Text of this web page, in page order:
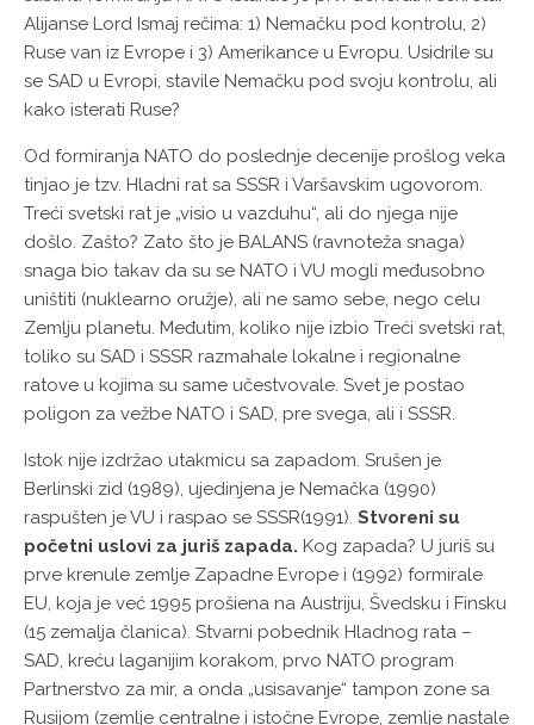
Alijanse Lord Ismaj rečima: 1) Nemačku pod kontrolu, 2)
Ruse van iz Evrope i 3) Amerikance u Evropu. Usidrile su
se SAD u Evropi, stavile Nemačku pod svoju kontrolu, ali
kako isterati Ruse?
Od formiranja NATO do poslednje decenije prošlog veka
tinjao je tzv. Hladni rat sa SSSR i Varšavskim ugovorom.
Treći svetski rat je „visio u vazduhu“, ali do njega nije
došlo. Zašto? Zato što je BALANS (ravnoteža snaga)
snaga bio takav da su se NATO i VU mogli međusobno
uništiti (nuklearno oružje), ali ne samo sebe, nego celu
Zemlju planetu. Međutim, koliko nije izbio Treći svetski rat,
toliko su SAD i SSSR razmahale lokalne i regionalne
ratove u kojima su same učestvovale. Svet je postao
poligon za vežbe NATO i SAD, pre svega, ali i SSSR.
Istok nije izdržao utakmicu sa zapadom. Srušen je
Berlinski zid (1989), ujedinjena je Nemačka (1990)
raspušten je VU i raspao se SSSR(1991). Stvoreni su
početni uslovi za juriš zapada. Kog zapada? U juriš su
prve krenule zemlje Zapadne Evrope i (1992) formirale
EU, koja je već 1995 prošiena na Austriju, Švedsku i Finsku
(15 zemalja članica). Stvarni pobednik Hladnog rata –
SAD, kreću laganijim korakom, prvo NATO program
Partnerstvo za mir, a onda „usisavanje“ tampon zone sa
Rusijom (zemlje centralne i istočne Evrope, zemlje nastale